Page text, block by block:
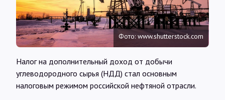
Интервью
Карты
О нас
Фото: www.shutterstock.com
Налог на дополнительный доход от добычи
углеводородного сырья (НДД) стал основным
налоговым режимом российской нефтяной отрасли.